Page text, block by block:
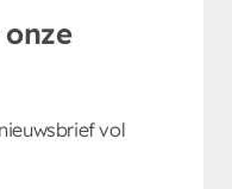
vol